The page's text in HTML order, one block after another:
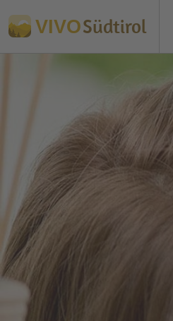
VIVOSüdtirol